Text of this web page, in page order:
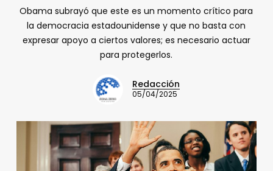
Obama subrayó que este es un momento crítico para
la democracia estadounidense y que no basta con
expresar apoyo a ciertos valores; es necesario actuar
para protegerlos.
Redacción
05/04/2025